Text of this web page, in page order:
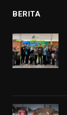
BERITA